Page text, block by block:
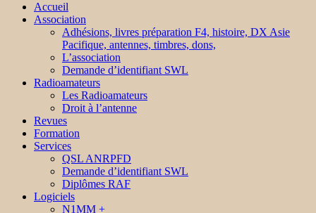
Accueil
Association
Adhésions, livres préparation F4, histoire, DX Asie
Pacifique, antennes, timbres, dons,
L’association
Demande d’identifiant SWL
Radioamateurs
Les Radioamateurs
Droit à l’antenne
Revues
Formation
Services
QSL ANRPFD
Demande d’identifiant SWL
Diplômes RAF
Logiciels
N1MM +